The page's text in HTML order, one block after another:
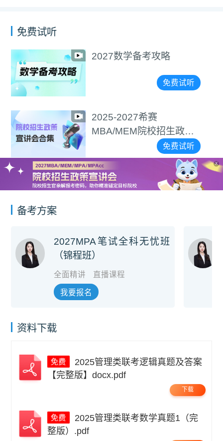
免费试听
2027数学备考攻略
免费试听
2025-2027希赛
MBA/MEM院校招生政策
免费试听
X
备考方案
2027MPA笔试全科无忧班
（锦程班）
全面精讲 直播课程
我要报名
资料下载
【完整版】docx.pdf
下载
整版）.pdf